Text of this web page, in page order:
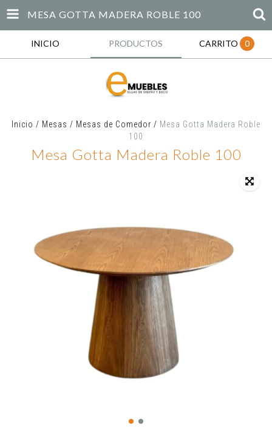
MESA GOTTA MADERA ROBLE 100
INICIO PRODUCTOS CARRITO 0
Inicio / Mesas / Mesas de Comedor / Mesa Gotta Madera Roble
100
Mesa Gotta Madera Roble 100